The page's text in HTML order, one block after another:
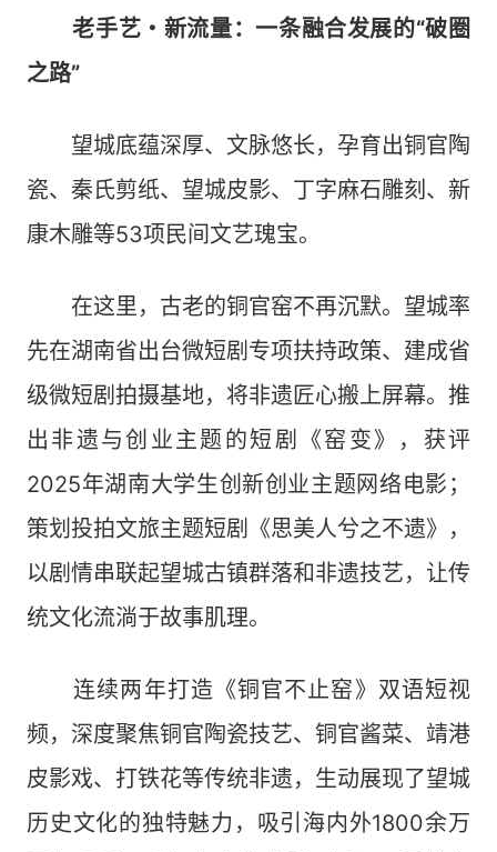
老手艺・新流量：一条融合发展的“破圈
之路”
望城底蕴深厚、文脉悠长，孕育出铜官陶
瓷、秦氏剪纸、望城皮影、丁字麻石雕刻、新
康木雕等53项民间文艺瑰宝。
在这里，古老的铜官窑不再沉默。望城率
先在湖南省出台微短剧专项扶持政策、建成省
级微短剧拍摄基地，将非遗匠心搬上屏幕。推
出非遗与创业主题的短剧《窑变》，获评
2025年湖南大学生创新创业主题网络电影；
策划投拍文旅主题短剧《思美人兮之不遗》，
以剧情串联起望城古镇群落和非遗技艺，让传
统文化流淌于故事肌理。
连续两年打造《铜官不止窑》双语短视
频，深度聚焦铜官陶瓷技艺、铜官酱菜、靖港
皮影戏、打铁花等传统非遗，生动展现了望城
历史文化的独特魅力，吸引海内外1800余万